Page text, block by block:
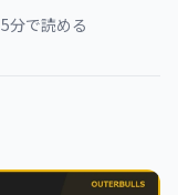
5分で読める